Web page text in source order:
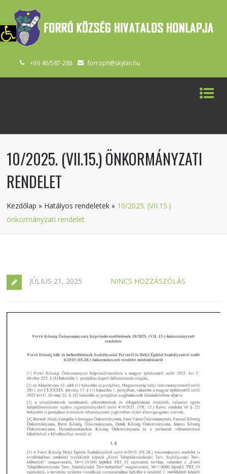
Eszköztár megnyitása
+36 46/587-288 forroph@skylan.hu
10/2025. (VII.15.) ÖNKORMÁNYZATI
RENDELET
Kezdőlap » Hatályos rendeletek » 10/2025. (VII.15.)
önkormányzati rendelet
JÚLIUS 21, 2025 NINCS HOZZÁSZÓLÁS